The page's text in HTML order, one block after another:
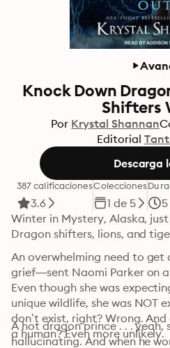
Knock Down
Shifters
Por Krystal Shannan
Editorial
Descarga
387 calificaciones
3.6
Colecciones
1 de 5
Winter in Mystery, Alaska,
Dragon shifters, lions, and
An overwhelming need to
grief—sent Naomi Parker on
Even though she was
unique wildlife, she was NOT
don’t exist, right? Wrong.
a human? Even more unlikely.
A hot dragon prince . . . yeah,
hallucinating. And when he